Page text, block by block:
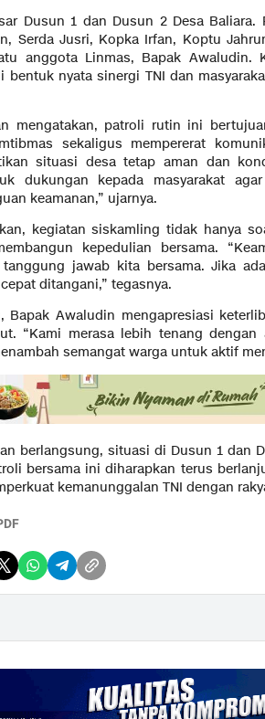
Dusun 1 dan Dusun 2 Desa Baliara.
Serda Jusri, Kopka Irfan, Koptu
anggota Linmas, Bapak Awaludin.
bentuk nyata sinergi TNI dan
mengatakan, patroli rutin ini
sekaligus mempererat
situasi desa tetap aman dan
dukungan kepada masyarakat
keamanan,” ujarnya.
kegiatan siskamling tidak hanya
kepedulian bersama.
jawab kita bersama. Jika
ditangani,” tegasnya.
Bapak Awaludin mengapresiasi
“Kami merasa lebih tenang dengan
semangat warga untuk aktif
berlangsung, situasi di Dusun 1 dan
bersama ini diharapkan terus
kemanunggalan TNI dengan